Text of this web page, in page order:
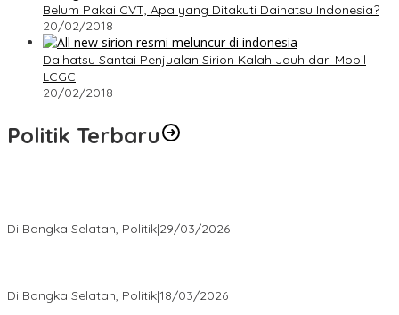
Belum Pakai CVT, Apa yang Ditakuti Daihatsu Indonesia?
20/02/2018
Daihatsu Santai Penjualan Sirion Kalah Jauh dari Mobil
LCGC
20/02/2018
Politik Terbaru
Di Bangka Selatan, Politik|29/03/2026
Di Bangka Selatan, Politik|18/03/2026